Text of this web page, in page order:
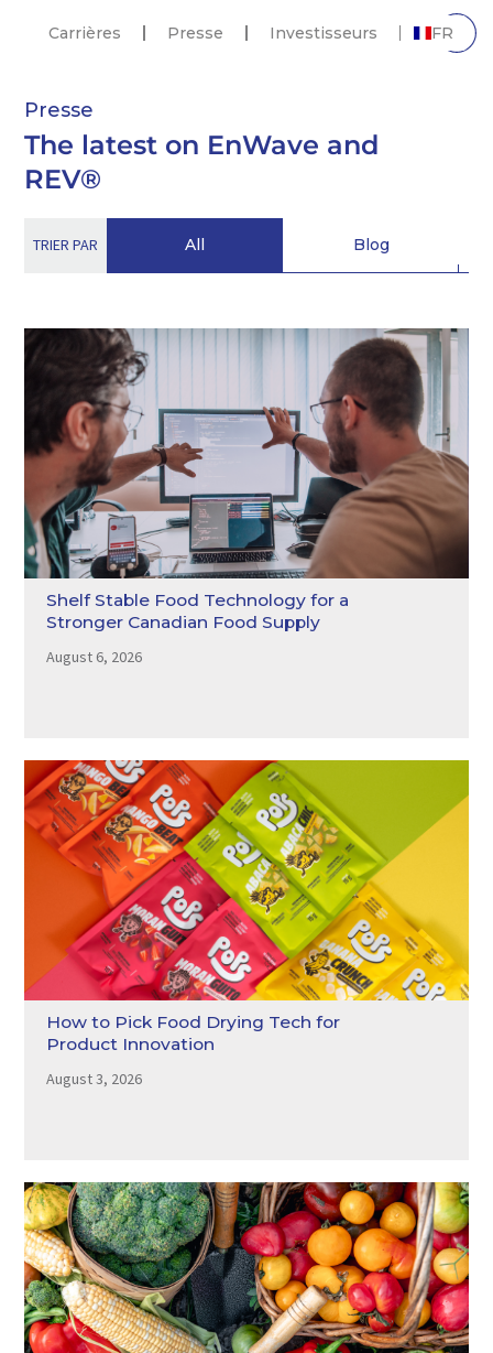
Carrières Presse Investisseurs FR
Presse
The latest on EnWave and
REV®
TRIER PAR All Blog
Shelf Stable Food Technology for a
Stronger Canadian Food Supply
August 6, 2026
How to Pick Food Drying Tech for
Product Innovation
August 3, 2026